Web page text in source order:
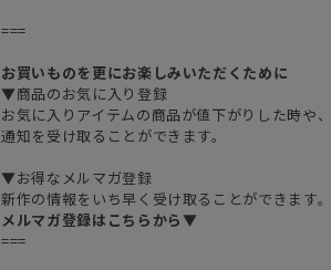
===
お買いものを更にお楽しみいただくために
▼商品のお気に入り登録
お気に入りアイテムの商品が値下がりした時や
通知を受け取ることができます。
▼お得なメルマガ登録
新作の情報をいち早く受け取ることができます。
メルマガ登録はこちらから▼
===